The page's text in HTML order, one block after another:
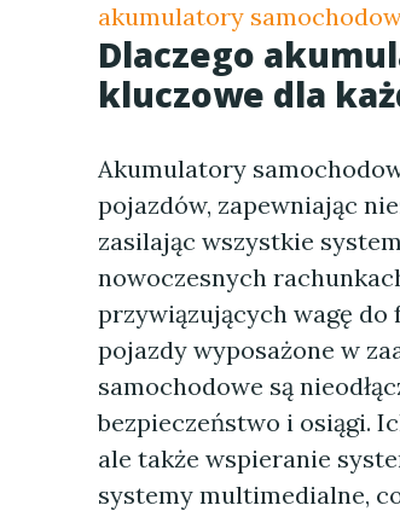
akumulatory
Dlaczego
kluczowe dla
Akumulatory
pojazdów, zapewniając
zasilając wszystkie
nowoczesnych
przywiązujących wagę
pojazdy wyposażone w
samochodowe są
bezpieczeństwo i osiągi.
ale także wspieranie
systemy multimedialne,